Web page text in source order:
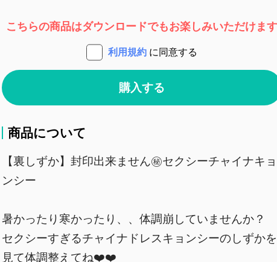
こちらの商品はダウンロードでもお楽しみいただけます
利用規約 に同意する
購入する
商品について
【裏しずか】封印出来ません㊙️セクシーチャイナキョ
ンシー
暑かったり寒かったり、、体調崩していませんか？
セクシーすぎるチャイナドレスキョンシーのしずかを
見て体調整えてね❤️❤️